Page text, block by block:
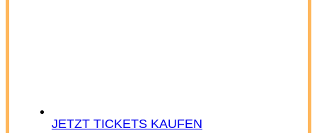
JETZT TICKETS KAUFEN